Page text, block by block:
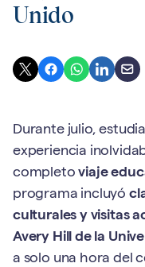
Unido
Durante julio,
experiencia
completoviaje
programa incluyó
culturales y visitas
Avery Hill de la
a solo una hora del